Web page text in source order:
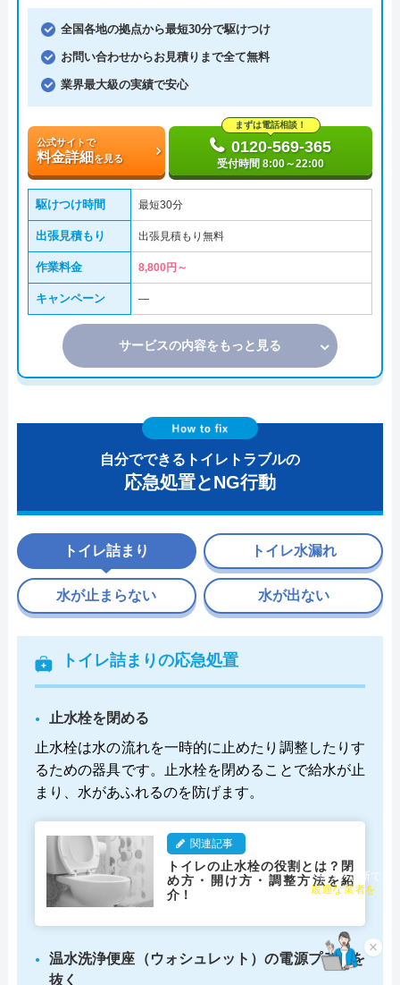
全国各地の拠点から最短30分で駆けつけ
お問い合わせからお見積りまで全て無料
業界最大級の実績で安心
公式サイトで
料金詳細を見る
まずは電話相談！
0120-569-365
受付時間 8:00～22:00
駆けつけ時間 最短30分
出張見積もり 出張見積もり無料
作業料金 8,800円～
キャンペーン ―
サービスの内容をもっと見る
自分でできるトイレトラブルの
応急処置とNG行動
トイレ詰まり
トイレ詰まりの応急処置
止水栓を閉める
止水栓は水の流れを一時的に止めたり調整したりす
るための器具です。止水栓を閉めることで給水が止
まり、水があふれるのを防げます。
関連記事
トイレの止水栓の役割とは？閉
め方・開け方・調整方法を紹
介！
温水洗浄便座（ウォシュレット）の電源プラグを
抜く
トイレ水漏れ
水が止まらない 水が出ない
×
チャット診断で
最適な業者を